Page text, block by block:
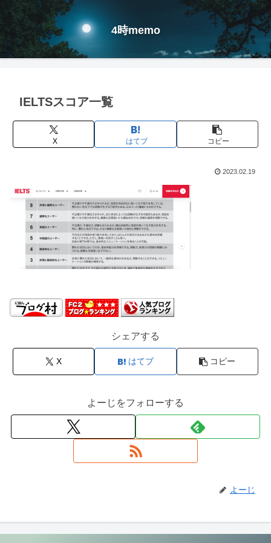
4時memo
IELTSスコア一覧
X はてブ コピー
2023.02.19
シェアする
X はてブ コピー
よーじをフォローする
よーじ